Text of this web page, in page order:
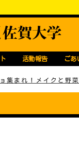
型
活動報告 ごあ
集まれ！メイクと野